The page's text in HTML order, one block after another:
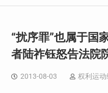
“扰序罪”也属于国
者陆祚钰怒告法院
2013-08-03 权利运动